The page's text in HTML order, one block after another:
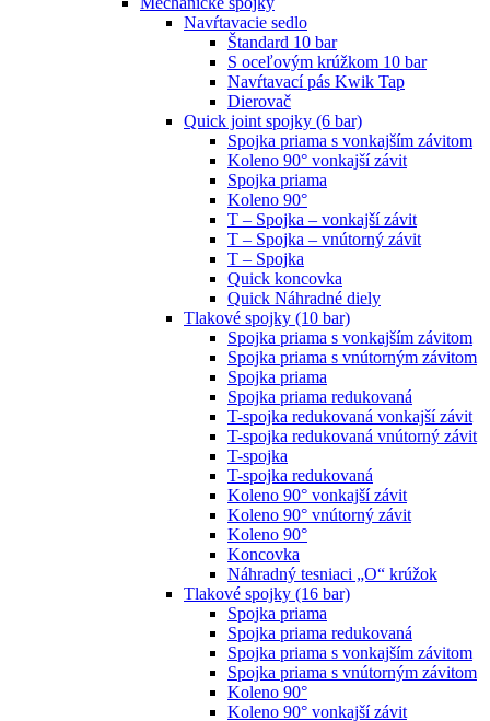
Navŕtavacie sedlo
Štandard 10 bar
S oceľovým krúžkom 10 bar
Navŕtavací pás Kwik Tap
Dierovač
Quick joint spojky (6 bar)
Spojka priama s vonkajším závitom
Koleno 90° vonkajší závit
Spojka priama
Koleno 90°
T – Spojka – vonkajší závit
T – Spojka – vnútorný závit
T – Spojka
Quick koncovka
Quick Náhradné diely
Tlakové spojky (10 bar)
Spojka priama s vonkajším závitom
Spojka priama s vnútorným závitom
Spojka priama
Spojka priama redukovaná
T-spojka redukovaná vonkajší závit
T-spojka redukovaná vnútorný závit
T-spojka
T-spojka redukovaná
Koleno 90° vonkajší závit
Koleno 90° vnútorný závit
Koleno 90°
Koncovka
Náhradný tesniaci „O“ krúžok
Tlakové spojky (16 bar)
Spojka priama
Spojka priama redukovaná
Spojka priama s vonkajším závitom
Spojka priama s vnútorným závitom
Koleno 90°
Koleno 90° vonkajší závit